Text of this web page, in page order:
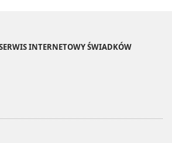
INTERNETOWY ŚWIADKÓW